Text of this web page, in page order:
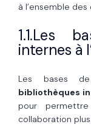
à l’ensemble
1.1.Les
internes à
Les bases
bibliothèques
pour
collaboration